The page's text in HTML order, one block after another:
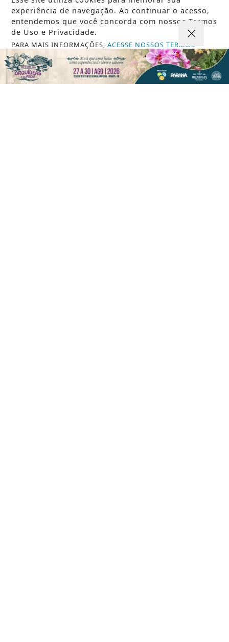
experiência de navegação. Ao continuar o acesso,
entendemos que você concorda com nossos Termos
de Uso e Privacidade.
PARA MAIS INFORMAÇÕES,ACESSE NOSSOS TERMOS
CLICANDO AQUI
PROSSEGUIR